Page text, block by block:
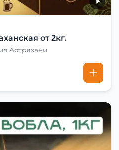
от 2кг.
Астрахани